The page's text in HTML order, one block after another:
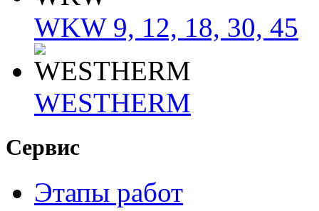
WKW 9, 12, 18, 30, 45
WESTHERM
Сервис
Этапы работ